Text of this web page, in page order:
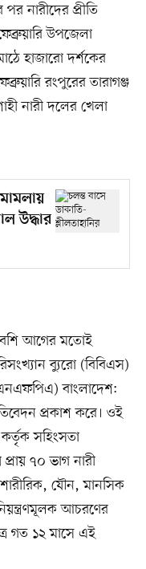
নারীদের প্রীতি
উপজেলা
হাজারো দর্শকের
রংপুরের তারাগঞ্জ
নারী দলের খেলা
উদ্ধার
আগের মতোই
ব্যুরো (বিবিএস)
বাংলাদেশ:
প্রকাশ করে। ওই
কর্তৃক সহিংসতা
৭০ ভাগ নারী
যৌন, মানসিক
আচরণের
গত ১২ মাসে এই